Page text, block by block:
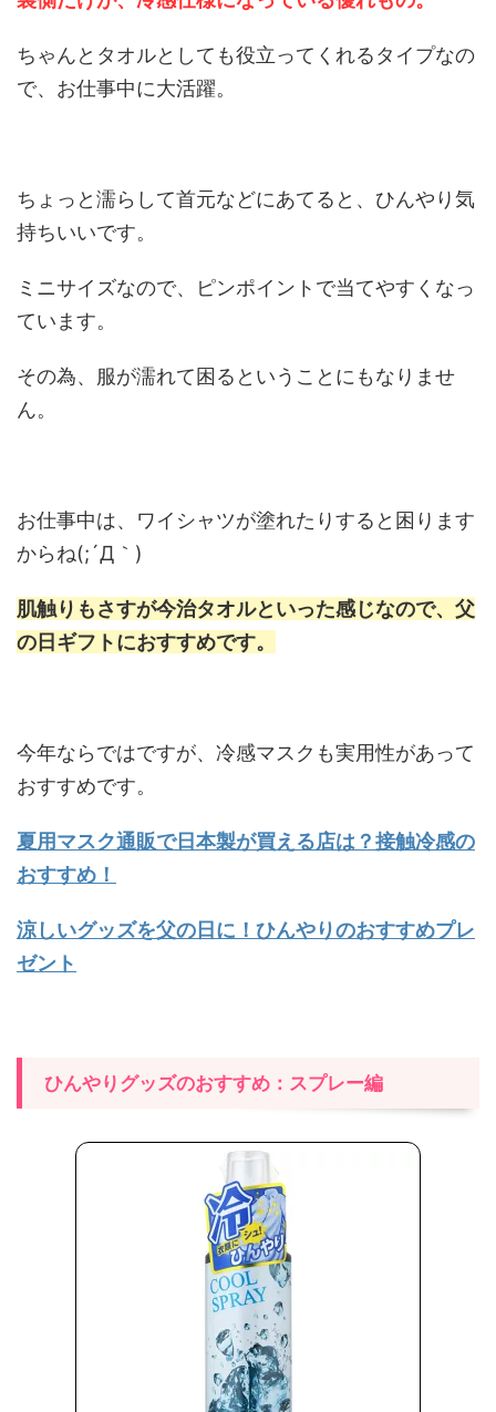
ちゃんとタオルとしても役立ってくれるタイプなの
で、お仕事中に大活躍。
ちょっと濡らして首元などにあてると、ひんやり気
持ちいいです。
ミニサイズなので、ピンポイントで当てやすくなっ
ています。
その為、服が濡れて困るということにもなりませ
ん。
お仕事中は、ワイシャツが塗れたりすると困ります
からね(;´Д｀)
肌触りもさすが今治タオルといった感じなので、父
の日ギフトにおすすめです。
今年ならではですが、冷感マスクも実用性があって
おすすめです。
夏用マスク通販で日本製が買える店は？接触冷感の
おすすめ！
涼しいグッズを父の日に！ひんやりのおすすめプレ
ゼント
ひんやりグッズのおすすめ：スプレー編